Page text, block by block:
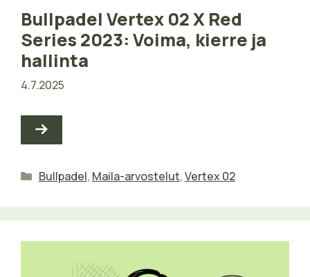
Bullpadel Vertex 02 X Red
Series 2023: Voima, kierre ja
hallinta
4.7.2025
Kategoriat
Bullpadel, Maila-arvostelut,Vertex 02